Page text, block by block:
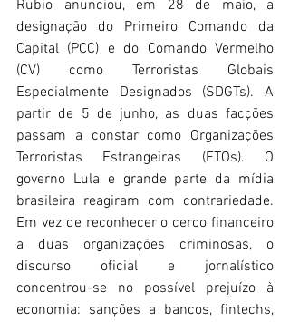
Rubio anunciou, em 28 de maio, a
designação do Primeiro Comando da
Capital (PCC) e do Comando Vermelho
(CV) como Terroristas Globais
Especialmente Designados (SDGTs). A
partir de 5 de junho, as duas facções
passam a constar como Organizações
Terroristas Estrangeiras (FTOs). O
governo Lula e grande parte da mídia
brasileira reagiram com contrariedade.
Em vez de reconhecer o cerco financeiro
a duas organizações criminosas, o
discurso oficial e jornalístico
concentrou-se no possível prejuízo à
economia: sanções a bancos, fintechs,